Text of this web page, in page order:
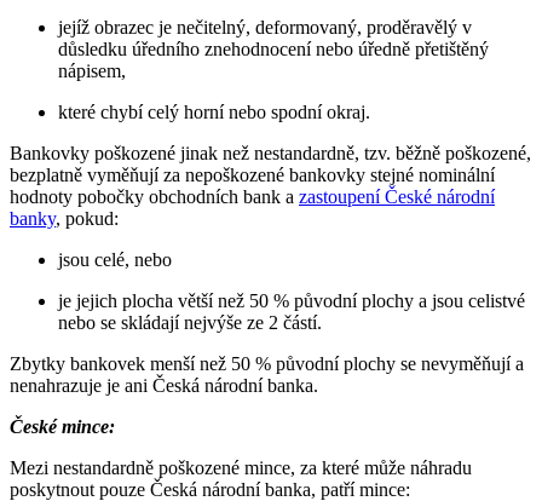
jejíž obrazec je nečitelný, deformovaný, proděravělý v
důsledku úředního znehodnocení nebo úředně přetištěný
nápisem,
které chybí celý horní nebo spodní okraj.
Bankovky poškozené jinak než nestandardně, tzv. běžně poškozené,
bezplatně vyměňují za nepoškozené bankovky stejné nominální
hodnoty pobočky obchodních bank a zastoupení České národní
banky, pokud:
jsou celé, nebo
je jejich plocha větší než 50 % původní plochy a jsou celistvé
nebo se skládají nejvýše ze 2 částí.
Zbytky bankovek menší než 50 % původní plochy se nevyměňují a
nenahrazuje je ani Česká národní banka.
České mince:
Mezi nestandardně poškozené mince, za které může náhradu
poskytnout pouze Česká národní banka, patří mince: